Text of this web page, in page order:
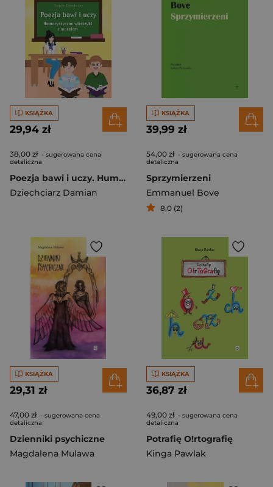
KSIĄŻKA
29,94 zł
38,00 zł - sugerowana cena
detaliczna
Poezja bawi i uczy. Humorystyczne wierszyki z morałem
Dziechciarz Damian
KSIĄŻKA
39,99 zł
54,00 zł - sugerowana cena
detaliczna
Sprzymierzeni
Emmanuel Bove
8,0 (2)
KSIĄŻKA
29,31 zł
47,00 zł - sugerowana cena
detaliczna
Dzienniki psychiczne
Magdalena Mulawa
KSIĄŻKA
36,87 zł
49,00 zł - sugerowana cena
detaliczna
Potrafię O!rtografię
Kinga Pawlak